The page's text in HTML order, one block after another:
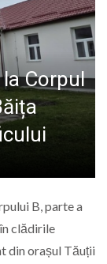
Corpul
B, parte a
clădirile
din orașul Tăuții